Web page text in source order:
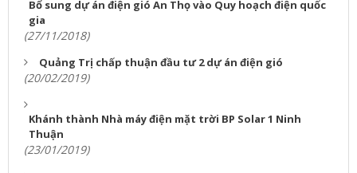
Bổ sung dự án điện gió An Thọ vào Quy hoạch điện quốc
gia
(27/11/2018)
Quảng Trị chấp thuận đầu tư 2 dự án điện gió
(20/02/2019)
Khánh thành Nhà máy điện mặt trời BP Solar 1 Ninh
Thuận
(23/01/2019)